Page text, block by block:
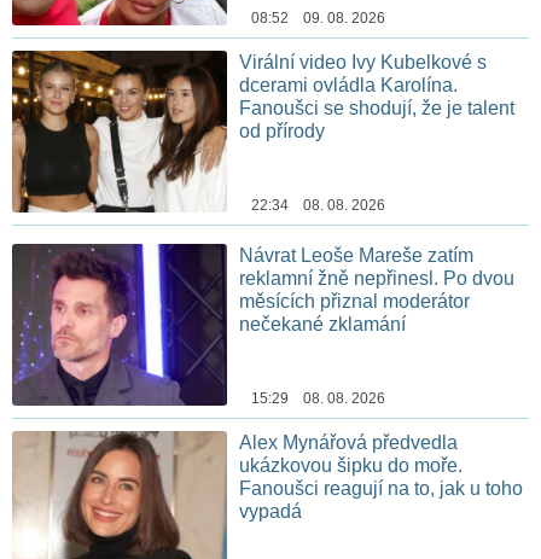
08:52 09. 08. 2026
Virální video Ivy Kubelkové s
dcerami ovládla Karolína.
Fanoušci se shodují, že je talent
od přírody
22:34 08. 08. 2026
Návrat Leoše Mareše zatím
reklamní žně nepřinesl. Po dvou
měsících přiznal moderátor
nečekané zklamání
15:29 08. 08. 2026
Alex Mynářová předvedla
ukázkovou šipku do moře.
Fanoušci reagují na to, jak u toho
vypadá